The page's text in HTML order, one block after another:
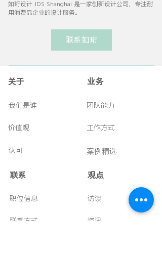
如珩设计 JDS Shanghai 是一家创新设计公司，专注耐
用消费品企业的设计服务。
联系如珩
关于
我们是谁
价值观
认可
联系
职位信息
联系方式
业务
团队能力
工作方式
案例精选
​观点
访谈
资讯